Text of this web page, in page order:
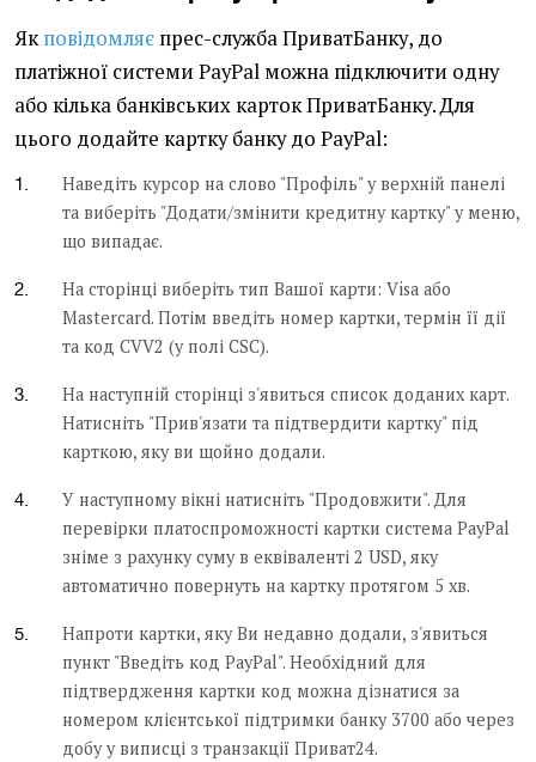
Якповідомляє прес-служба ПриватБанку, до
платіжної системи PayPal можна підключити одну
або кілька банківських карток ПриватБанку. Для
цього додайте картку банку до PayPal:
Наведіть курсор на слово "Профіль" у верхній панелі
та виберіть "Додати/змінити кредитну картку" у меню,
що випадає.
На сторінці виберіть тип Вашої карти: Visa або
Mastercard. Потім введіть номер картки, термін її дії
та код CVV2 (у полі CSC).
На наступній сторінці з'явиться список доданих карт.
Натисніть "Прив'язати та підтвердити картку" під
карткою, яку ви щойно додали.
У наступному вікні натисніть "Продовжити". Для
перевірки платоспроможності картки система PayPal
зніме з рахунку суму в еквіваленті 2 USD, яку
автоматично повернуть на картку протягом 5 хв.
Напроти картки, яку Ви недавно додали, з'явиться
пункт "Введіть код PayPal". Необхідний для
підтвердження картки код можна дізнатися за
номером клієнтської підтримки банку 3700 або через
добу у виписці з транзакції Приват24.